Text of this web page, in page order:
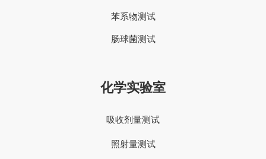
苯系物测试
肠球菌测试
化学实验室
吸收剂量测试
照射量测试